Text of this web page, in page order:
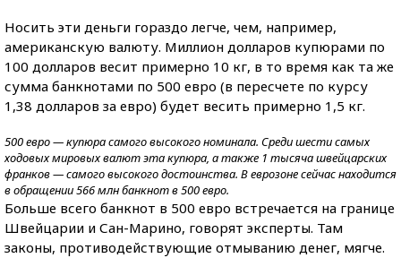
Носить эти деньги гораздо легче, чем, например,
американскую валюту. Миллион долларов купюрами по
100 долларов весит примерно 10 кг, в то время как та же
сумма банкнотами по 500 евро (в пересчете по курсу
1,38 долларов за евро) будет весить примерно 1,5 кг.
500 евро — купюра самого высокого номинала. Среди шести самых
ходовых мировых валют эта купюра, а также 1 тысяча швейцарских
франков — самого высокого достоинства. В еврозоне сейчас находится
в обращении 566 млн банкнот в 500 евро.
Больше всего банкнот в 500 евро встречается на границе
Швейцарии и Сан-Марино, говорят эксперты. Там
законы, противодействующие отмыванию денег, мягче.